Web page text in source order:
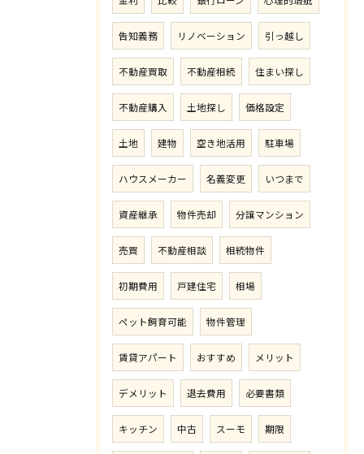
告知義務 リノベーション 引っ越し
不動産買取 不動産相続 住まい探し
不動産購入 土地探し 価格設定
土地 建物 空き地活用 駐車場
ハウスメーカー 名義変更 いつまで
資産継承 物件売却 分譲マンション
売買 不動産相談 相続物件
初期費用 戸建住宅 相場
ペット飼育可能 物件管理
賃貸アパート おすすめ メリット
デメリット 退去費用 必要書類
キッチン 中古 スーモ 期限